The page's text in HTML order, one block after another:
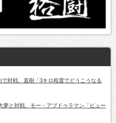
で対戦、直樹「3キロ程度でどうこうなる
夢と対戦、モー・アブドゥラマン「ビュー